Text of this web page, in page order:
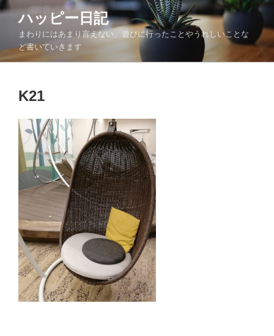
コ
ン
ツ
ハッピー日記
まわりにはあまり言えない、遊びに行ったことやうれしいことな
ど書いていきます
K21